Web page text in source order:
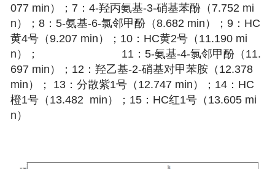
077 min）；7：4-羟丙氨基-3-硝基苯酚（7.752 mi
n）；8：5-氨基-6-氯邻甲酚（8.682 min）；9：HC
黄4号（9.207 min）；10：HC黄2号（11.190 mi
n）； 11：5-氨基-4-氯邻甲酚（11.
697 min）；12：羟乙基-2-硝基对甲苯胺（12.378
min）； 13：分散紫1号（12.747 min）；14：HC
橙1号（13.482 min）；15：HC红1号（13.605 mi
n）